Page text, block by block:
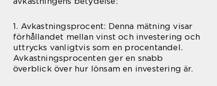
1. Avkastningsprocent: Denna mätning visar
förhållandet mellan vinst och investering och
uttrycks vanligtvis som en procentandel.
Avkastningsprocenten ger en snabb
överblick över hur lönsam en investering är.